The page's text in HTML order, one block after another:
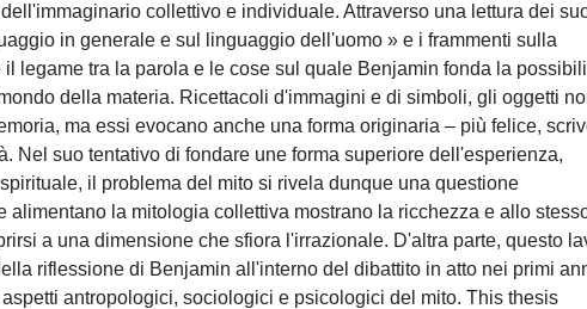
collettivo e individuale. Attraverso una lettura dei
in generale e sul linguaggio dell'uomo » e i frammenti sulla
legame tra la parola e le cose sul quale Benjamin fonda la
della materia. Ricettacoli d'immagini e di simboli, gli oggetti
ma essi evocano anche una forma originaria – più felice,
Nel suo tentativo di fondare une forma superiore dell'esperienza,
il problema del mito si rivela dunque una questione
alimentano la mitologia collettiva mostrano la ricchezza e allo
a una dimensione che sfiora l'irrazionale. D'altra parte, questo
riflessione di Benjamin all'interno del dibattito in atto nei primi
antropologici, sociologici e psicologici del mito. This thesis